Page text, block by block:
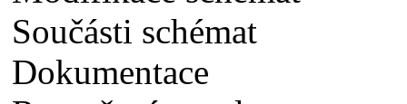
Součásti schémat
Dokumentace